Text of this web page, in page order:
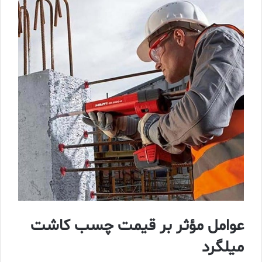
عوامل مؤثر بر قیمت چسب کاشت
میلگرد